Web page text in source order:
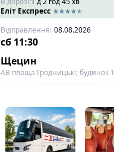
Еліт Експресс
Відправлення: 08.08.2026
сб 11:30
Щецин
АВ площа Гродницькі; будинок 1